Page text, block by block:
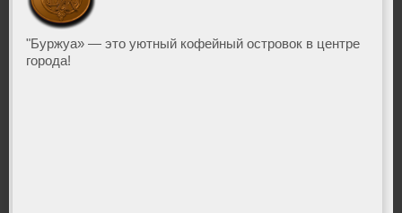
Фестивали
"Буржуа» — это уютный кофейный островок в центре
города!